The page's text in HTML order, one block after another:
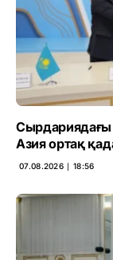
Сырдариядағы
Азия ортақ
07.08.2026 ∣ 18:56